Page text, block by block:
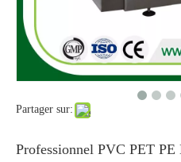
Partager sur:
Professionnel PVC PET